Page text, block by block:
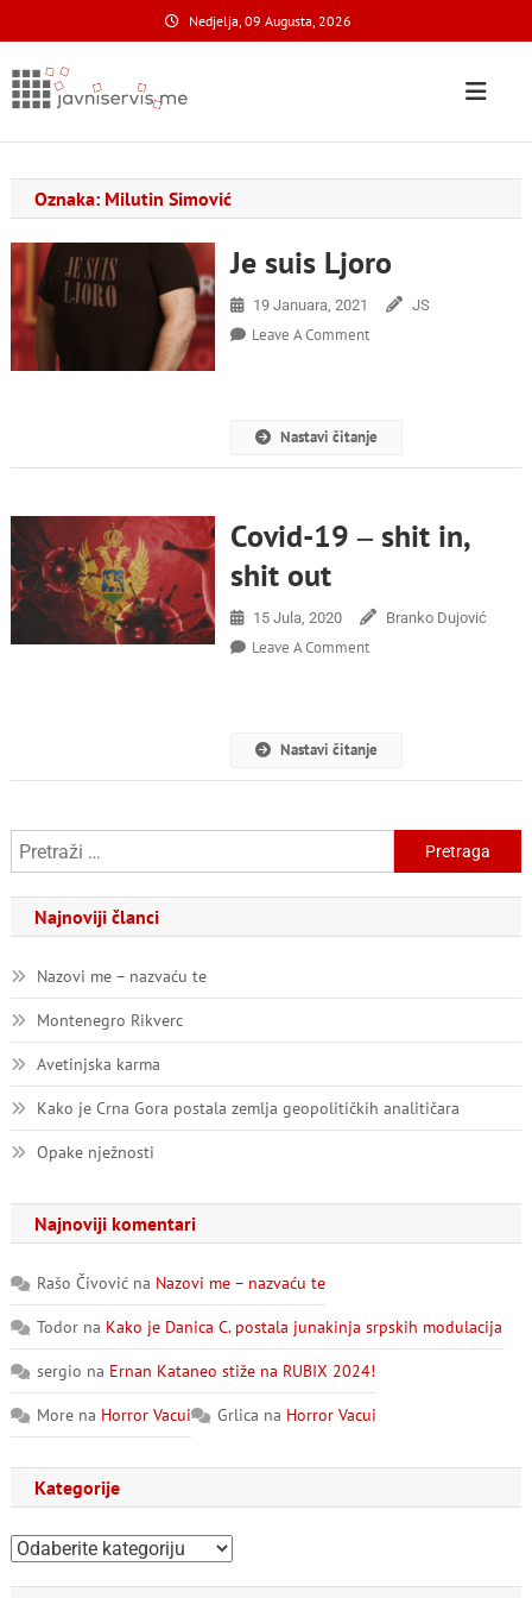
to
content
Nedjelja, 09 Augusta, 2026
Javni Servis
Oznaka: Milutin Simović
Je suis Ljoro
19 Januara, 2021 JS
Leave A CommentOn
Nastavi čitanje
Covid-19 ‒ shit in,
shit out
15 Jula, 2020 Branko Dujović
Leave A CommentOn
Shit
In,
Shit
Nastavi čitanje
Pretraga:
Najnoviji članci
Nazovi me – nazvaću te
Montenegro Rikverc
Avetinjska karma
Kako je Crna Gora postala zemlja geopolitičkih analitičara
Opake nježnosti
Najnoviji komentari
Rašo Čivovićna Nazovi me – nazvaću te
Todorna Kako je Danica C. postala junakinja srpskih modulacija
sergio na Ernan Kataneo stiže na RUBIX 2024!
Morena Horror Vacui Grlica na Horror Vacui
Kategorije
Kategorije